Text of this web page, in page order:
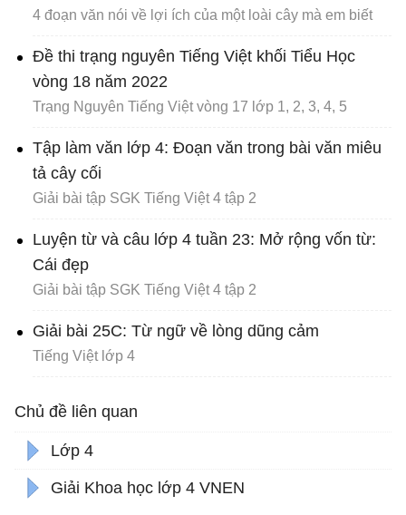
4 đoạn văn nói về lợi ích của một loài cây mà em biết
Đề thi trạng nguyên Tiếng Việt khối Tiểu Học
vòng 18 năm 2022
Trạng Nguyên Tiếng Việt vòng 17 lớp 1, 2, 3, 4, 5
Tập làm văn lớp 4: Đoạn văn trong bài văn miêu
tả cây cối
Giải bài tập SGK Tiếng Việt 4 tập 2
Luyện từ và câu lớp 4 tuần 23: Mở rộng vốn từ:
Cái đẹp
Giải bài tập SGK Tiếng Việt 4 tập 2
Giải bài 25C: Từ ngữ về lòng dũng cảm
Tiếng Việt lớp 4
Chủ đề liên quan
Lớp 4
Giải Khoa học lớp 4 VNEN